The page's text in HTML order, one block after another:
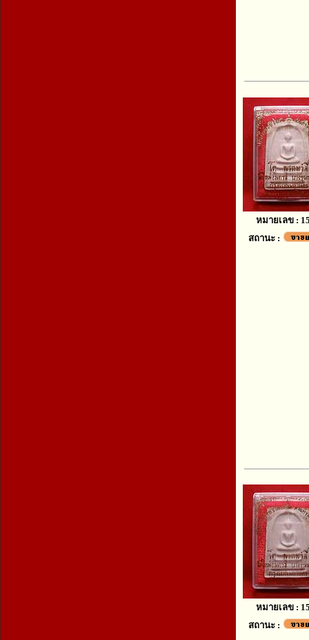
หมายเลข :
สถานะ :
หมายเลข :
สถานะ :